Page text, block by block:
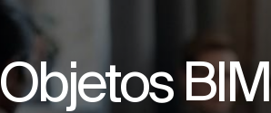
Objetos BIM